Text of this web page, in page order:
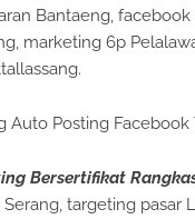
Bantaeng, facebook
marketing 6p
Bersertifikat
targeting pasar